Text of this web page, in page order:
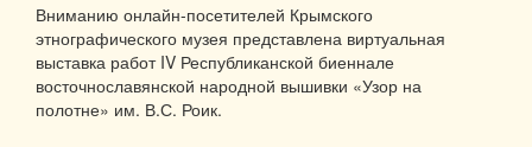
Вниманию онлайн-посетителей Крымского
этнографического музея представлена виртуальная
выставка работ IV Республиканской биеннале
восточнославянской народной вышивки «Узор на
полотне» им. В.С. Роик.